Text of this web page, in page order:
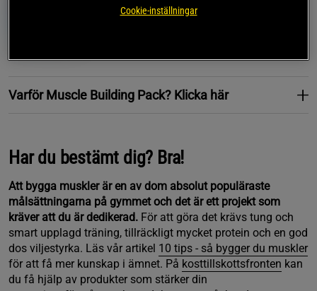
Varför Muscle Building Pack? Klicka här
Har du bestämt dig? Bra!
Att bygga muskler är en av dom absolut populäraste
målsättningarna på gymmet och det är ett projekt som
kräver att du är dedikerad. För att göra det krävs tung och
smart upplagd träning, tillräckligt mycket protein och en god
dos viljestyrka. Läs vår artikel 10 tips - så bygger du muskler
för att få mer kunskap i ämnet. På kosttillskottsfronten kan
du få hjälp av produkter som stärker din
Cookie-inställningar